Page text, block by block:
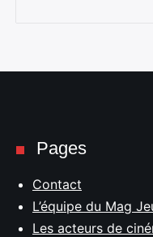
Pages
Contact
L’équipe du Mag
Les acteurs de